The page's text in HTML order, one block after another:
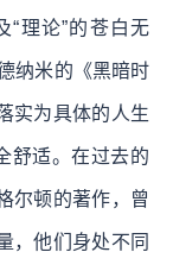
“理论”的苍白无
纳米的《黑暗时
实为具体的人生
舒适。在过去的
尔顿的著作，曾
，他们身处不同